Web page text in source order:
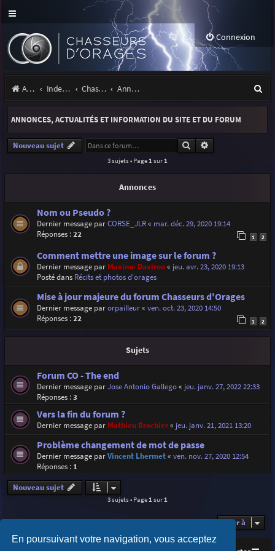
En poursuivant votre navigation, vous acceptez
Connexion
Accueil Index du forum Chasseurs d'Orages Annonces, actualités et information du site et du forum
e
e
ANNONCES, ACTUALITÉS ET INFORMATION DU SITE ET DU FORUM
Nouveau sujet Rechercher
3 sujets • Page 1 sur 1
Annonces
Nom ou Pseudo ?
Dernier message parCORSE_JLR« mar. déc. 29, 2020 19:14
Réponses :22 1 2
Comment mettre une image sur le forum ?
Dernier message par Maxime Daviron« jeu. avr. 23, 2020 19:13
Posté dans Récits et photos d'orages
Mise à jour majeure du forum Chasseurs d'Orages
Dernier message parorpailleur« ven. oct. 23, 2020 14:50
Réponses :22 1 2
Sujets
Forum CO - The end
Dernier message parJose Antonio Gallego« jeu. janv. 27, 2022 22:33
Réponses :3
Vers la fin du forum ?
Dernier message par Mathieu Brochier« jeu. janv. 21, 2021 13:20
Problème changement de mot de passe
Dernier message parVincent Lhermet« ven. nov. 27, 2020 12:54
Réponses : 1
Nouveau sujet
3 sujets • Page1sur1
Aller à